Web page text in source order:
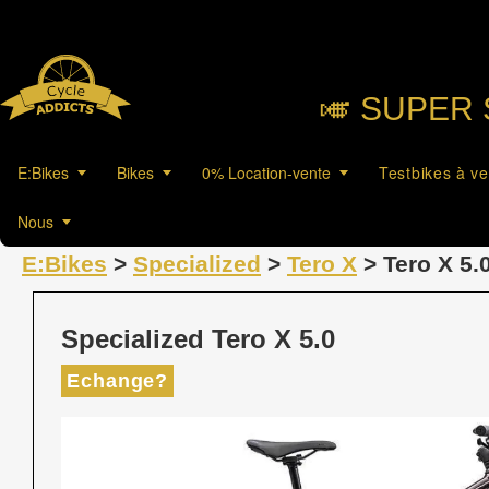
🎺︎ SUPER
E:Bikes Bikes 0% Location-vente Testbikes à
Nous
E:Bikes > Specialized > Tero X > Tero X
Specialized Tero X 5.0
Echange?